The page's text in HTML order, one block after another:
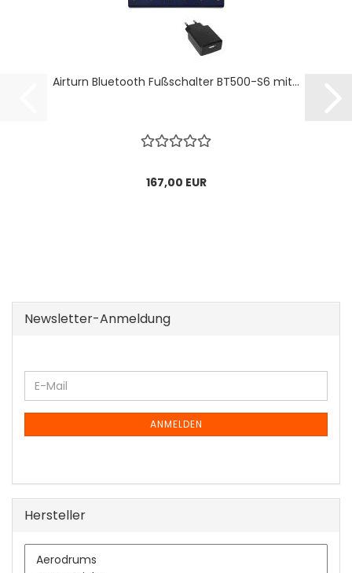
Airturn Bluetooth Fußschalter BT500-S6 mit...
167,00 EUR
Newsletter-Anmeldung
WEITER
ZUR
NEWSLETTER-
E-
Mail
ANMELDEN
Hersteller